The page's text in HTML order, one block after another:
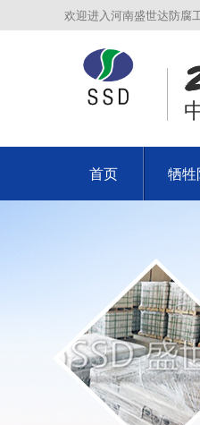
欢迎进入河南盛世达防腐
首页 牺牲